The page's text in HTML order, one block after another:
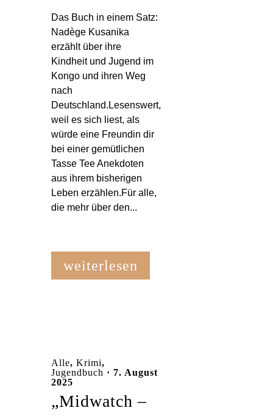
Das Buch in einem Satz:
Nadège Kusanika
erzählt über ihre
Kindheit und Jugend im
Kongo und ihren Weg
nach
Deutschland.Lesenswert,
weil es sich liest, als
würde eine Freundin dir
bei einer gemütlichen
Tasse Tee Anekdoten
aus ihrem bisherigen
Leben erzählen.Für alle,
die mehr über den...
weiterlesen
Alle, Krimi,
Jugendbuch · 7. August
2025
„Midwatch –